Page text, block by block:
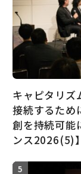
キャピタリズ
接続するた
創を持続可能
ンス2026(5)】